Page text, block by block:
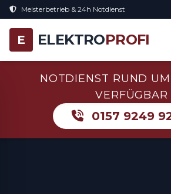
Meisterbetrieb & 24h Notdienst
E ELEKTROPROFI
NOTDIENST RUND
VERFÜGBAR
0157 9249